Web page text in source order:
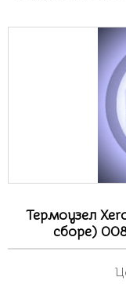
Термоузел
сборе)